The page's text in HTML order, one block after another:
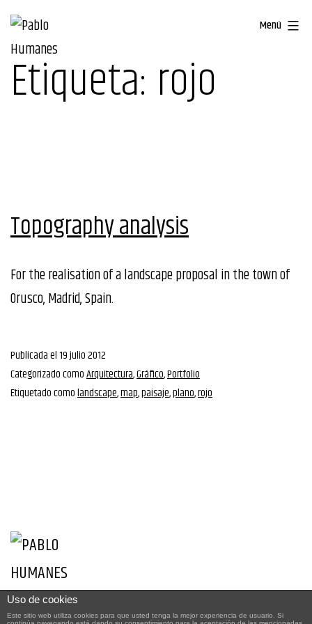
Saltar
contenido
Menú
Etiqueta: rojo
Topography analysis
For the realisation of a landscape proposal in the town of
Orusco, Madrid, Spain.
Publicada el19 julio 2012
Categorizado comoArquitectura,Gráfico,Portfolio
Etiquetado comolandscape,map,paisaje,plano,rojo
Uso de cookies
Este sitio web utiliza cookies para que usted tenga la mejor experiencia de usuario. Si